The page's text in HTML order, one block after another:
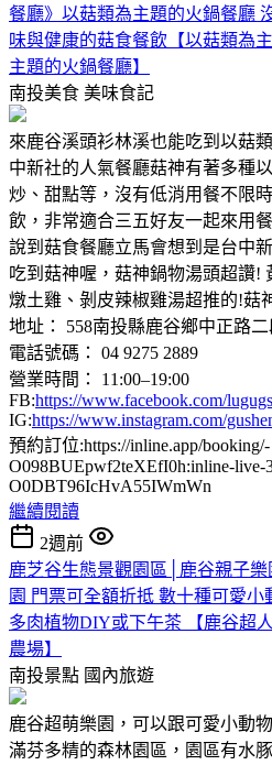
餐廳》以菇類為主題的火鍋餐廳
味與健康的菇食餐飲【以菇類為
主題的火鍋餐廳】
南投美食 美味食記
來鹿谷溪頭衫林溪也能吃到以菇
中新社的人氣餐廳菇神有著多種
炒、甜點等，沒有低消用餐不限
飲，非常適合三五好友一起來用餐
說到菇食餐廳立馬會想到是台中
吃到菇神喔，菇神鍋物湯頭超讚!
燉土雞、剝皮辣椒雞湯超推的!菇
地址： 558南投縣鹿谷鄉中正路二
電話號碼： 04 9275 2889
營業時間： 11:00–19:00
FB:https://www.facebook.com/
IG:https://www.instagram.com/
預約訂位:https://inline.app/booking/-
O098BUEpwf2teXEfI0h:inline-live-
O0DBT96IcHvA55IWmWn
繼續閱讀
2週前
鹿芝谷生態景觀園區│鹿谷親子
園 門票可全額折抵 數十種可愛
多肉植物DIY或下午茶 【鹿谷超
農場】
南投景點 國內旅遊
鹿谷超萌樂園，可以跟可愛小動
滿芬多精的森林園區，園區有水